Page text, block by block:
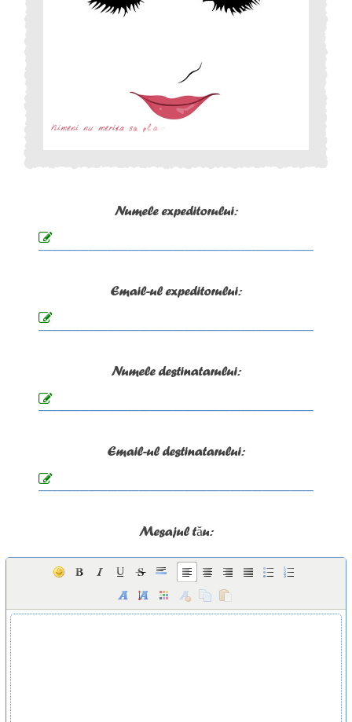
Numele expeditorului:
Email-ul expeditorului:
Numele destinatarului:
Email-ul destinatarului:
Mesajul tău: